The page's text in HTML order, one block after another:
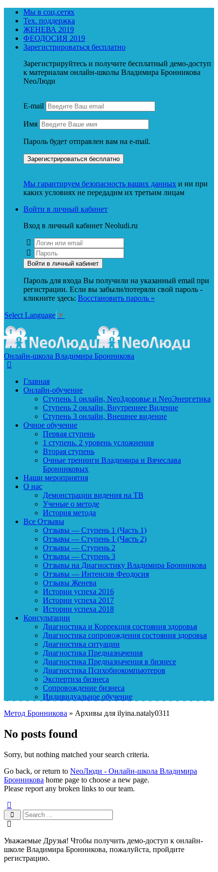
Мы в соц.сетях
Тех. поддержка
ЖЕНЕВА 2019
ФЕОДОСИЯ 2019
Зарегистрироваться бесплатно
Зарегистрируйтесь и получите бесплатный демо-доступ
к материалам онлайн-школы Владимира Бронникова
NeoЛюди
E-mail
Имя
Пароль будет отправлен вам на e-mail.
Мы гарантируем безопасность ваших данных и ни при
каких условиях не передадим их третьим лицам
Войти в личный кабинет
Вход в личный кабинет Neoludi.ru
Пароль для входа Вы получили на указанный email при
регистрации. Если вы забыли/потеряли свой пароль -
кликните здесь: Восстановить пароль »
Select Language ▼
Онлайн-школа Владимира Бронникова
Главная
Онлайн-обучение
Ступень 1 онлайн, NeoЗдоровье и NeoЭнергетика
Ступень 2 онлайн, Внутреннее Видение
Ступень 3 онлайн, Внешнее видение
Очное обучение
Первая ступень
1 ступень. 2 уровень усложнения
Вторая ступень
Очные тренинги Владимира и Вячеслава
Бронниковых
Наши мероприятия
О нас
Демонстрации видения на ТВ
Ученые о методе
История метода
Все Отзывы
Отзывы — Ступень 1 (Часть 1)
Отзывы — Ступень 1 (Часть 2)
Отзывы — Ступень 2
Отзывы — Ступень 3
Отзывы на Диагностику Владимира Бронникова
Отзывы — Интенсив Феодосия
Отзывы Женева
Истории успеха 2016
Истории успеха 2017
Истории успеха 2018
Консультации
Диагностика и Коррекция состояния здоровья
Диагностика сопровождения состояния здоровья
Диагностика ситуации
Диагностика Предназначения
Диагностика Предназначения в бизнесе
Диагностика Психобиокомпьютеров
Экспертиза бизнеса
Сопровождение бизнеса
Индивидуальное обучение
Метод Бронникова » Архивы для ilyina.nataly0311
No posts found
Sorry, but nothing matched your search criteria.
Go back, or return to NeoЛюди - Онлайн-школа Владимира
Бронникова home page to choose a new page.
Please report any broken links to our team.
Уважаемые Друзья! Чтобы получить демо-доступ к онлайн-
школе Владимира Бронникова, пожалуйста, пройдите
регистрацию.